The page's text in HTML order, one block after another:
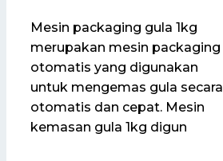
Mesin packaging gula 1kg
merupakan mesin packaging
otomatis yang digunakan
untuk mengemas gula secara
otomatis dan cepat. Mesin
kemasan gula 1kg digun